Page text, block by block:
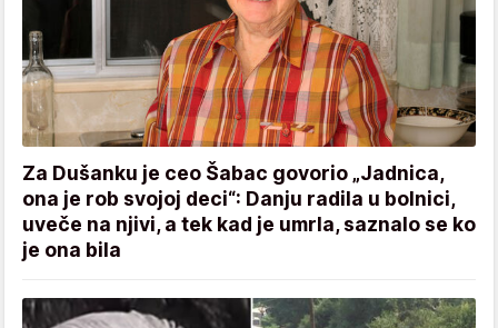
Za Dušanku je ceo Šabac govorio „Jadnica,
ona je rob svojoj deci“: Danju radila u bolnici,
uveče na njivi, a tek kad je umrla, saznalo se ko
je ona bila